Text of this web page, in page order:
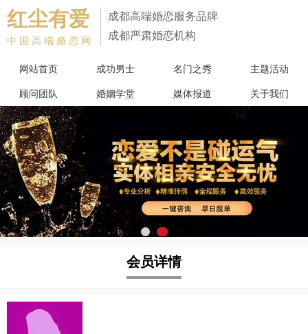
红尘有爱
中国高端婚恋网
成都高端婚恋服务品牌
成都严肃婚恋机构
网站首页 成功男士 名门之秀 主题活动
顾问团队 婚姻学堂 媒体报道 关于我们
会员详情